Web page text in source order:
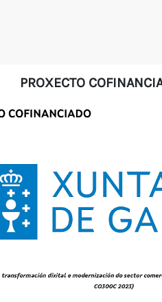
PROXECTO